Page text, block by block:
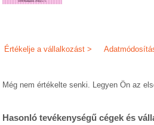
Értékelje a vállalkozást >
Még nem értékelte senki. Legyen Ön az
Hasonló tevékenységű cégek és